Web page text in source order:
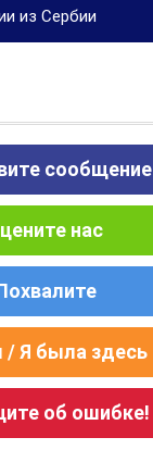
из Сербии
сообщение
нас
/ Я была здесь
об ошибке!